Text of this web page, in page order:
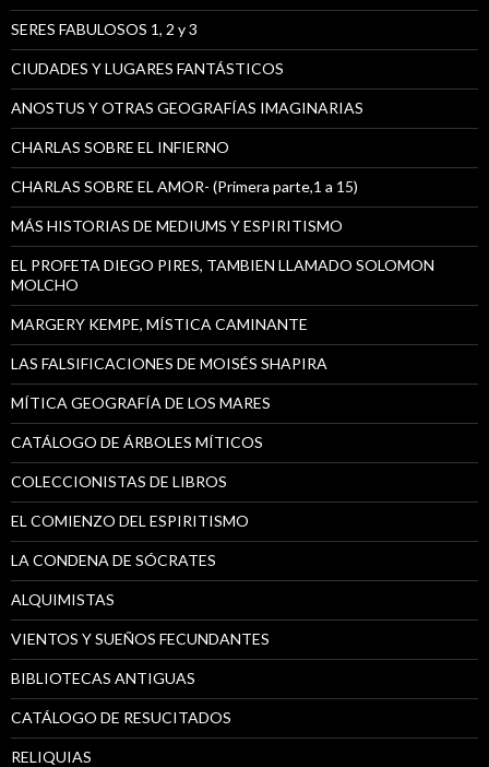
SERES FABULOSOS 1, 2 y 3
CIUDADES Y LUGARES FANTÁSTICOS
ANOSTUS Y OTRAS GEOGRAFÍAS IMAGINARIAS
CHARLAS SOBRE EL INFIERNO
CHARLAS SOBRE EL AMOR- (Primera parte,1 a 15)
MÁS HISTORIAS DE MEDIUMS Y ESPIRITISMO
EL PROFETA DIEGO PIRES, TAMBIEN LLAMADO SOLOMON
MOLCHO
MARGERY KEMPE, MÍSTICA CAMINANTE
LAS FALSIFICACIONES DE MOISÉS SHAPIRA
MÍTICA GEOGRAFÍA DE LOS MARES
CATÁLOGO DE ÁRBOLES MÍTICOS
COLECCIONISTAS DE LIBROS
EL COMIENZO DEL ESPIRITISMO
LA CONDENA DE SÓCRATES
ALQUIMISTAS
VIENTOS Y SUEÑOS FECUNDANTES
BIBLIOTECAS ANTIGUAS
CATÁLOGO DE RESUCITADOS
RELIQUIAS